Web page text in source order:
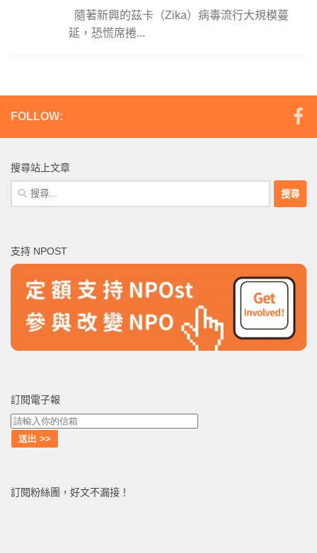
隨著新興的茲卡（Zika）病毒流行大規模蔓
延，恐慌席捲...
FOLLOW:
搜尋站上文章
搜
尋
字:
支持 NPOST
訂閱電子報
訂閱粉絲團，好文不漏接！